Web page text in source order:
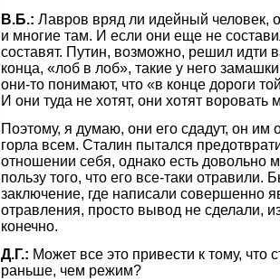
В.Б.: Лавров вряд ли идейный человек,
и многие там. И если они еще не
составят. Путин, возможно, решил идти
конца, «лоб в лоб», такие у него
они-то понимают, что «в конце дороги
И они туда не хотят, они хотят воровать
Поэтому, я думаю, они его сдадут, он им
горла всем. Сталин пытался
отношении себя, однако есть довольно
пользу того, что его все-таки отравили.
заключение, где написали совершенно
отравления, просто вывод не сделали,
конечно.
Д.Г.: Может все это привести к тому, что
раньше, чем режим?